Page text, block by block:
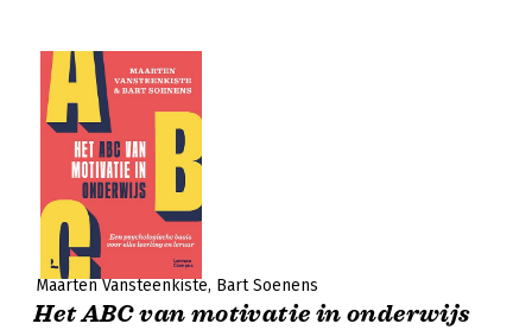
Maarten Vansteenkiste Bart Soenens
Het ABC van motivatie in onderwijs